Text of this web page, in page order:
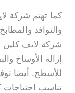
كما تهتم شركة
والنوافذ
شركة لايف
إزالة الأوساخ
للأسطح. أيضا
تناسب